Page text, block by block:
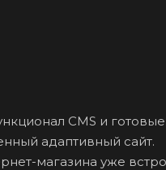
CMS и
адаптивный сайт.
магазина уже